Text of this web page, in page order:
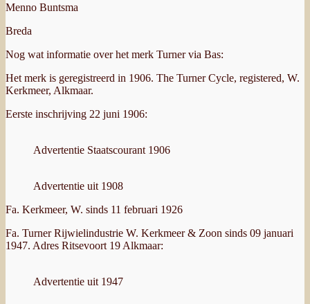
Menno Buntsma
Breda
Nog wat informatie over het merk Turner via Bas:
Het merk is geregistreerd in 1906. The Turner Cycle, registered, W.
Kerkmeer, Alkmaar.
Eerste inschrijving 22 juni 1906:
Advertentie Staatscourant 1906
Advertentie uit 1908
Fa. Kerkmeer, W. sinds 11 februari 1926
Fa. Turner Rijwielindustrie W. Kerkmeer & Zoon sinds 09 januari
1947. Adres Ritsevoort 19 Alkmaar:
Advertentie uit 1947